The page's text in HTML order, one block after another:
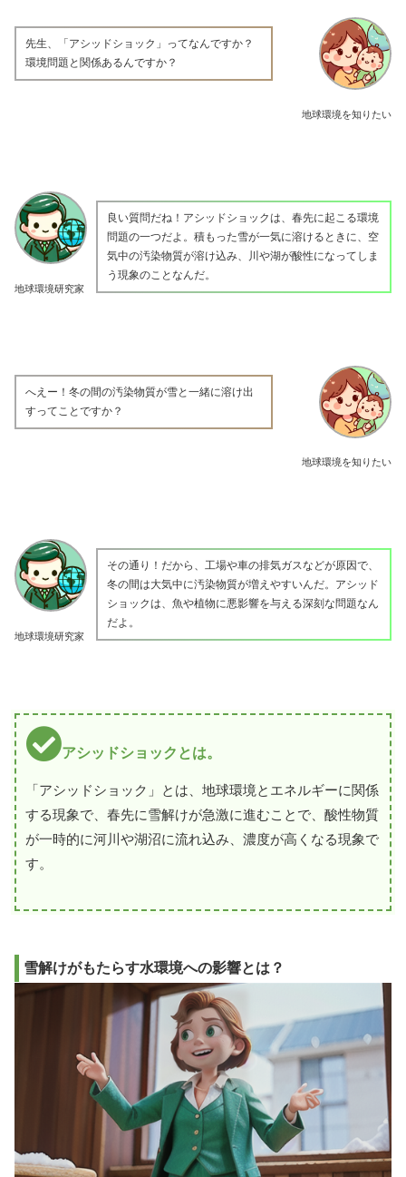
地球環境を知りたい
先生、「アシッドショック」ってなんですか？
環境問題と関係あるんですか？
地球環境研究家
良い質問だね！アシッドショックは、春先に起こる環境
問題の一つだよ。積もった雪が一気に溶けるときに、空
気中の汚染物質が溶け込み、川や湖が酸性になってしま
う現象のことなんだ。
地球環境を知りたい
へえー！冬の間の汚染物質が雪と一緒に溶け出
すってことですか？
地球環境研究家
その通り！だから、工場や車の排気ガスなどが原因で、
冬の間は大気中に汚染物質が増えやすいんだ。アシッド
ショックは、魚や植物に悪影響を与える深刻な問題なん
だよ。
アシッドショックとは。
「アシッドショック」とは、地球環境とエネルギーに関係
する現象で、春先に雪解けが急激に進むことで、酸性物質
が一時的に河川や湖沼に流れ込み、濃度が高くなる現象で
す。
雪解けがもたらす水環境への影響とは？